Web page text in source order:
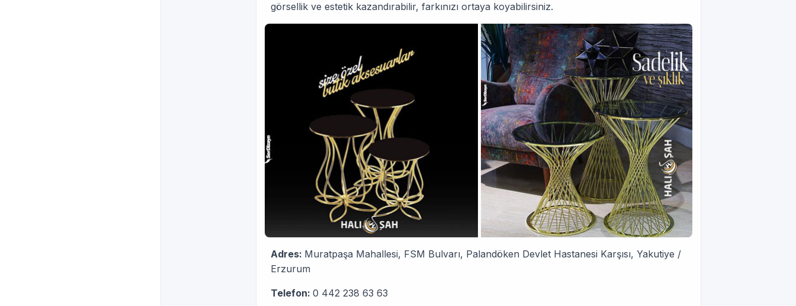
görsellik ve estetik kazandırabilir, farkınızı ortaya koyabilirsiniz.
Adres: Muratpaşa Mahallesi, FSM Bulvarı, Palandöken Devlet Hastanesi Karşısı, Yakutiye /
Erzurum
Telefon: 0 442 238 63 63